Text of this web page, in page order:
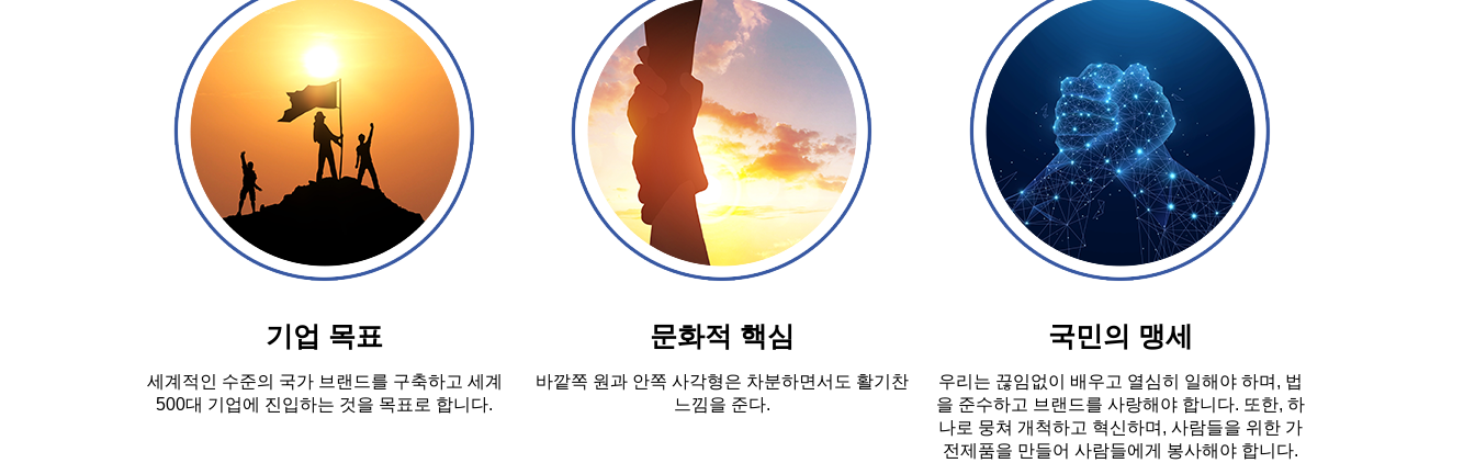
기업 목표
세계적인 수준의 국가 브랜드를 구축하고 세계
500대 기업에 진입하는 것을 목표로 합니다.
문화적 핵심
바깥쪽 원과 안쪽 사각형은 차분하면서도 활기찬
느낌을 준다.
국민의 맹세
우리는 끊임없이 배우고 열심히 일해야 하며, 법
을 준수하고 브랜드를 사랑해야 합니다. 또한, 하
나로 뭉쳐 개척하고 혁신하며, 사람들을 위한 가
전제품을 만들어 사람들에게 봉사해야 합니다.